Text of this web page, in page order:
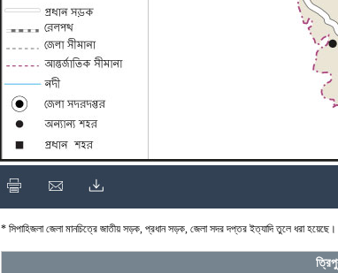
* সিপাহিজলা জেলা মানচিত্রে জাতীয় সড়ক, প্রধান সড়ক, জেলা সদর দপ্তর ইত্যাদি তুলে ধরা হয়েছে।